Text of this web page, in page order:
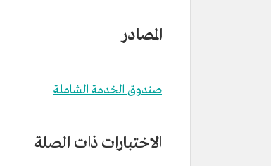
المصادر
صندوق الخدمة الشاملة
الاختبارات ذات الصلة